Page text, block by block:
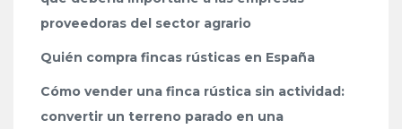
proveedoras del sector agrario
Quién compra fincas rústicas en España
Cómo vender una finca rústica sin actividad:
convertir un terreno parado en una